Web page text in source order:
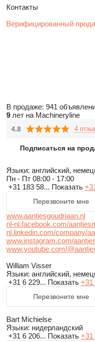
Контакты
Верифицированный
В продаже: 941
9 лет на Machineryline
4.8 4
Подписаться на
Языки: английский,
Пн - Пт 08:00 - 17:00
+31 183 58... Показать
Перезвоните мне
www.aantjesgoudriaan.nl
nl-nl.facebook.com/
nl.linkedin.com/company/
www.instagram.com/
www.youtube.com/
William Visser
Языки: английский,
+31 6 229... Показать +31
Перезвоните мне
Bart Michielse
Языки: нидерландский
+31 6 206... Показать +31